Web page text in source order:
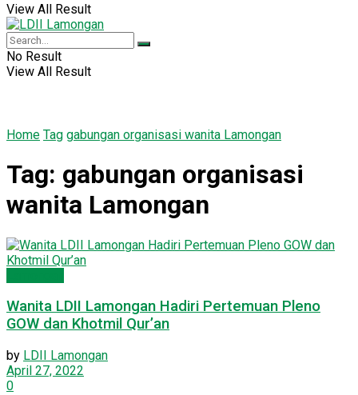
View All Result
No Result
View All Result
Home Tag gabungan organisasi wanita Lamongan
Tag: gabungan organisasi
wanita Lamongan
Wanita LDII Lamongan Hadiri Pertemuan Pleno
GOW dan Khotmil Qur’an
by LDII Lamongan
April 27, 2022
0